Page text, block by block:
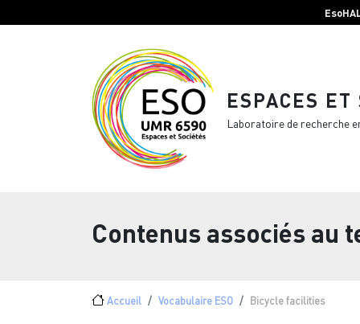
ESPACES ET
Laboratoire de recherche
Contenus associés au
Fil d'Ariane
Accueil Vocabulaire ESO Bicycle facilities